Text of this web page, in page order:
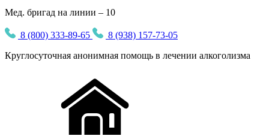
Мед. бригад на линии – 10
8 (800) 333-89-65
8 (938) 157-73-05
Круглосуточная анонимная помощь в лечении алкоголизма